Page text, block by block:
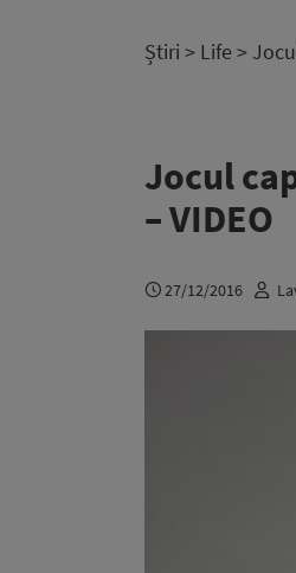
Știri > Life >
Jocul
– VIDEO
27/12/2016